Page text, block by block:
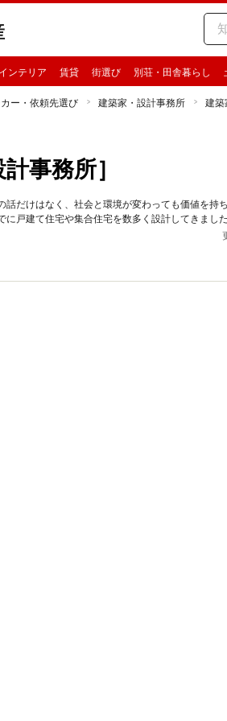
インテリア 賃貸 街選び 別荘・田舎暮らし
ー・依頼先選び 建築家・設計事務所 建築
事務所］
話だけはなく、社会と環境が変わっても価値を持
戸建て住宅や集合住宅を数多く設計してきました